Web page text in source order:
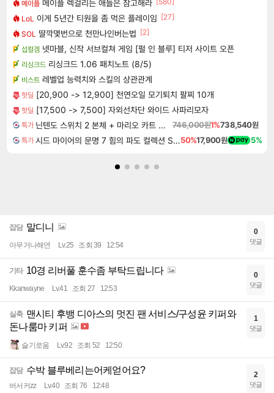
메이플 메이플 렉걸리는 애들은 참고해라
LoL 이게 5년간 티원을 좀 먹은 플레이임 [27]
SOL 딸깍몇번으로 천만나인버는법 [2]
섭컬겜 넷마블, 신작 서브컬쳐 게임 [펄 인 블루] 티저 사이트 오픈
리싱크드 리싱크드 1.06 패치노트 (8/5)
비스트 레벨업 능력치와 스킬의 상관관계
핫딜 [20,900 -> 12,900] 천연오일 모기퇴치 팔찌 10개
핫딜 [17,500 -> 7,500] 자외선차단 와이드 사파리모자
특가 닌텐도 스위치 2 본체 + 마리오 카트 월드 746,000원1%738,540원
특가 시드 마이어의 문명 7 힘의 파도 컬렉션 Sid Meier's Civilization VII Tides of Power Collection DLC50%17,900원 5%
잡담 말디니
아무거나해연 Lv.25 조회 39 12:54
0
댓글
기타 10경 리버풀 훈수좀 부탁드립니다
Kkanwayne Lv.41 조회 27 12:53
0
댓글
실축 맨시티 후뱅 디아스의 멋진 팬 서비스/구성윤 키퍼와
돈나룸마 키퍼
슬기로움 Lv.92 조회 52 12:50
1
댓글
잡담 수박 블루베리는어케얻어요?
버서커zz Lv.40 조회 76 12:48
2
댓글